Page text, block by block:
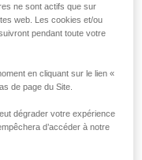
ne sont actifs que sur
web. Les cookies et/ou
pendant toute votre
en cliquant sur le lien «
de page du Site.
dégrader votre expérience
d’accéder à notre